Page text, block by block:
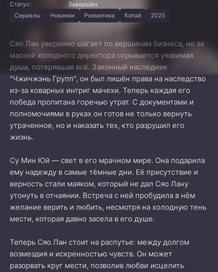
Статус:
Завершён
Сериалы
Новинки Романтика Китай 2025
Сяо Лан уверенно шагает по вершинам бизнеса, но за
маской холодного директора скрывается уязвимая
душа, потерявшая всё. Законный наследник
"Чжичжэнь Групп", он был лишён права на наследство
из-за коварных интриг мачехи. Теперь каждая его
победа пропитана горечью утрат. С документами и
полномочиями в руках он готов не только вернуть
утраченное, но и наказать тех, кто разрушил его
жизнь.
Су Мин Юй — свет в его мрачном мире. Она подарила
ему надежду в самые тёмные дни. Её присутствие и
верность стали маяком, который не дал Сяо Лану
утонуть в отчаянии. Встреча с ней пробудила в нём
желание верить и любить, несмотря на холодную тень
мести, которая давно засела в его душе.
Теперь Сяо Лан стоит на распутье: между долгом
возмездия и искренностью чувств. Он может
разорвать круг мести, позволив любви исцелить